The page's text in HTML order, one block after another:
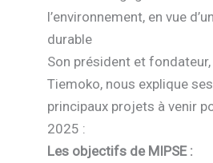
l’environnement, en vue
durable
Son président et
Tiemoko, nous explique
principaux projets à venir
2025 :
Les objectifs de MIPSE :